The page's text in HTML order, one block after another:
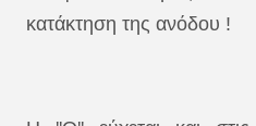
κατάκτηση της ανόδου !